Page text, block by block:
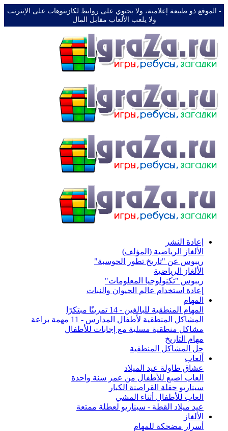
-️ الموقع ذو طبيعة إعلامية، ولا يحتوي على روابط لكازينوهات على الإنترنت
ولا يلعب الألعاب مقابل المال
إعادة النشر
الألغاز الرياضية (المؤلف)
ريبوس عن "تاريخ تطور الحوسبة"
الألغاز الرياضية
ريبوس "تكنولوجيا المعلومات"
إعادة استخدام عالم الحيوان والنبات
المهام
المهام المنطقية للبالغين - 14 تمرينًا مبتكرًا
المشاكل المنطقية لأطفال المدارس - 11 مهمة براعة
مشاكل منطقية مسلية مع إجابات للأطفال
مهام التاريخ
حل المشاكل المنطقية
ألعاب
عشاق طاولة عيد الميلاد
العاب اصبع للأطفال من عمر سنة واحدة
سيناريو حفلة القراصنة الكبار
العاب للأطفال أثناء المشي
عيد ميلاد القطة - سيناريو لعطلة ممتعة
الألغاز
أسرار مضحكة للمهام